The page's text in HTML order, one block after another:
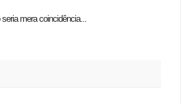
mera coincidência...